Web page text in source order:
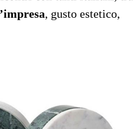
, gusto estetico,